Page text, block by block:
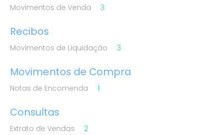
Movimentos de Venda 3
Recibos
Movimentos de Liquidação 3
Movimentos de Compra
Notas de Encomenda 1
Consultas
Extrato de Vendas
2